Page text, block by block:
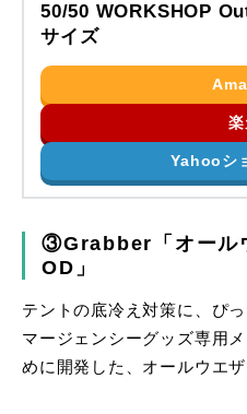
50/50 WORKSHOP
サイズ
Yahooシ
③Grabber「オール
OD」
テントの底冷え対策に、ぴ
マージェンシーグッズ専用
めに開発した、オールウエ